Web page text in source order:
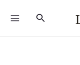
Rechercher